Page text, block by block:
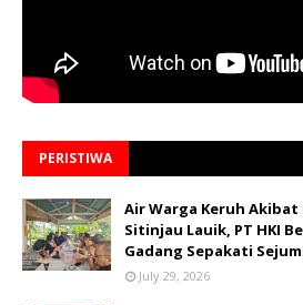
PERISTIWA
Air Warga Keruh Akibat
Sitinjau Lauik, PT HKI
Gadang Sepakati
July 29, 2026